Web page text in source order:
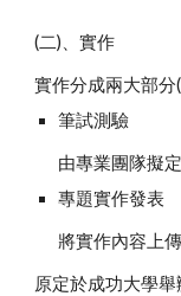
(二)、實作
實作分成兩大部
筆試測驗
由專業團隊擬
專題實作發表
將實作內容上
原定於成功大學